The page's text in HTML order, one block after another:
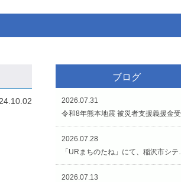
ブログ
2026.07.31
令和8年熊本地震 被災者支援義援金受付のお知らせです。
2026.07.28
「URまちのたね」にて、稲沢市シティプロモーションイベントが開催されています（7/27〜8/2）
2026.07.13